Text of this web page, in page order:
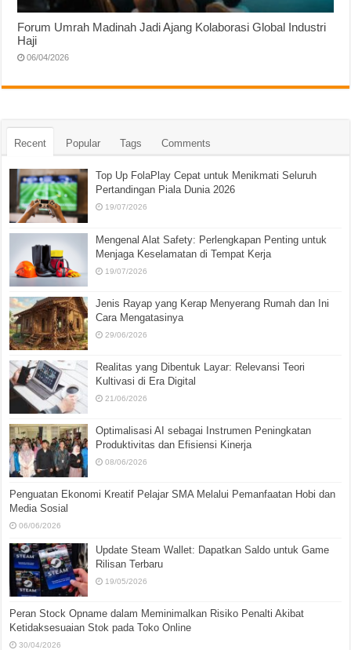
Forum Umrah Madinah Jadi Ajang Kolaborasi Global Industri
Haji
06/04/2026
Recent Popular Tags Comments
Top Up FolaPlay Cepat untuk Menikmati Seluruh
Pertandingan Piala Dunia 2026
19/07/2026
Mengenal Alat Safety: Perlengkapan Penting untuk
Menjaga Keselamatan di Tempat Kerja
19/07/2026
Jenis Rayap yang Kerap Menyerang Rumah dan Ini
Cara Mengatasinya
29/06/2026
Realitas yang Dibentuk Layar: Relevansi Teori
Kultivasi di Era Digital
21/06/2026
Optimalisasi AI sebagai Instrumen Peningkatan
Produktivitas dan Efisiensi Kinerja
08/06/2026
Penguatan Ekonomi Kreatif Pelajar SMA Melalui Pemanfaatan Hobi dan
Media Sosial
06/06/2026
Update Steam Wallet: Dapatkan Saldo untuk Game
Rilisan Terbaru
19/05/2026
Peran Stock Opname dalam Meminimalkan Risiko Penalti Akibat
Ketidaksesuaian Stok pada Toko Online
30/04/2026